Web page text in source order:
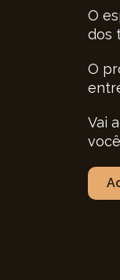
O
dos
O
Vai